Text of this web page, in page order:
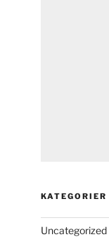
KATEGORIER
Uncategorized